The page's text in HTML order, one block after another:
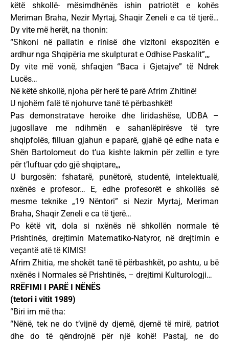
këtë shkollë- mësimdhënës ishin patriotët e kohës
Meriman Braha, Nezir Myrtaj, Shaqir Zeneli e ca të tjerë…
Dy vite më herët, na thonin:
“Shkoni në pallatin e rinisë dhe vizitoni ekspozitën e
ardhur nga Shqipëria me skulpturat e Odhise Paskalit”,,,
Dy vite më vonë, shfaqjen “Baca i Gjetajve” të Ndrek
Lucës…
Në këtë shkollë, njoha për herë të parë Afrim Zhitinë!
U njohëm falë të njohurve tanë të përbashkët!
Pas demonstratave heroike dhe liridashëse, UDBA –
jugosllave me ndihmën e sahanlëpirësve të tyre
shqipfolës, filluan gjahun e paparë, gjahë që edhe nata e
Shën Bartolomeut do t’ua kishte lakmin për zellin e tyre
për t’luftuar çdo gjë shqiptare,,,
U burgosën: fshatarë, punëtorë, studentë, intelektualë,
nxënës e profesor… E, edhe profesorët e shkollës së
mesme teknike „19 Nëntori” si Nezir Myrtaj, Meriman
Braha, Shaqir Zeneli e ca të tjerë…
Po këtë vit, dola si nxënës në shkollën normale të
Prishtinës, drejtimin Matematiko-Natyror, në drejtimin e
veçantë atë të KIMIS!
Afrim Zhitia, me shokët tanë të përbashkët, po ashtu, u bë
nxënës i Normales së Prishtinës, – drejtimi Kulturologji…
RRËFIMI I PARË I NËNËS
(tetori i vitit 1989)
“Biri im më tha:
“Nënë, tek ne do t’vijnë dy djemë, djemë të mirë, patriot
dhe do të qëndrojnë për një kohë! Pastaj, ne do